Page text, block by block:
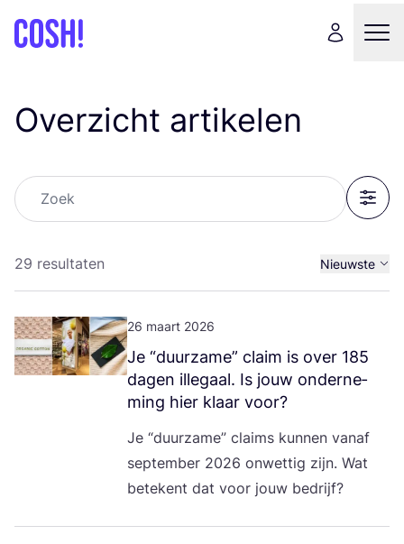
Overzicht artikelen
Zoek
Filter
29 resultaten Nieuwste
26 maart 2026
Je “duur­za­me” claim is over 185
dagen ille­gaal. Is jouw onder­ne­
ming hier klaar voor?
Je “duur­za­me” claims kun­nen van­af
sep­tem­ber 2026 onwet­tig zijn. Wat
bete­kent dat voor jouw bedrijf?